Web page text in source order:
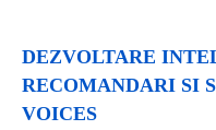
DEZVOLTARE
RECOMANDARI SI
VOICES